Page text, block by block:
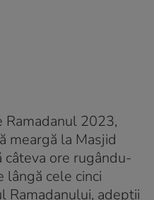
Ramadanul 2023,
meargă la Masjid
câteva ore rugându-
lângă cele cinci
Ramadanului, adepții